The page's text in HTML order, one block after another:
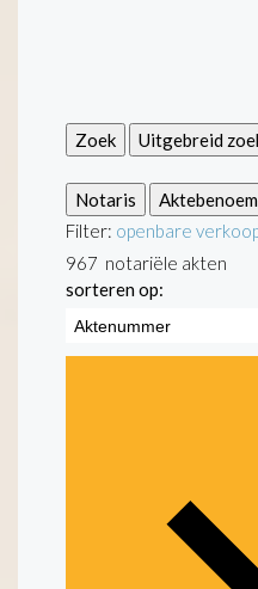
Zoek Uitgebreid
Notaris
Filter: openbare
967 notariële akten
sorteren op: